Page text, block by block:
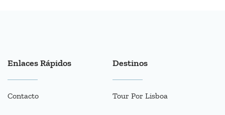
Enlaces Rápidos
Contacto
Destinos
Tour Por Lisboa